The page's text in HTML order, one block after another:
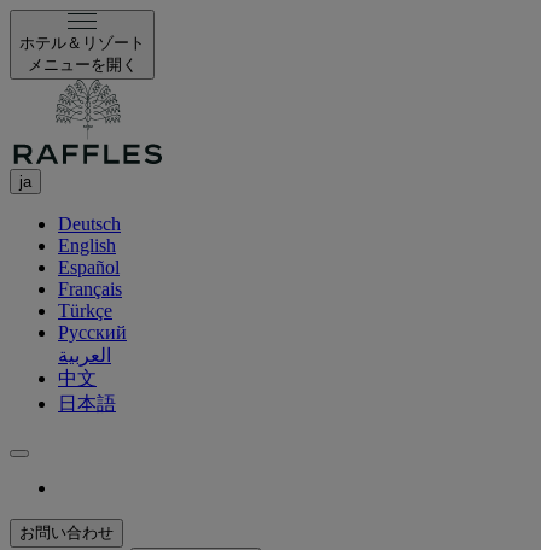
ホテル＆リゾート
メニューを開く
ja
Deutsch
English
Español
Français
Türkçe
Русский
العربية
中文
日本語
お問い合わせ